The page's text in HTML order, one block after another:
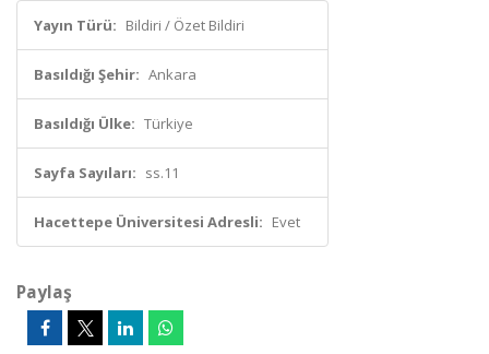
Yayın Türü: Bildiri / Özet Bildiri
Basıldığı Şehir: Ankara
Basıldığı Ülke: Türkiye
Sayfa Sayıları: ss.11
Hacettepe Üniversitesi Adresli: Evet
Paylaş